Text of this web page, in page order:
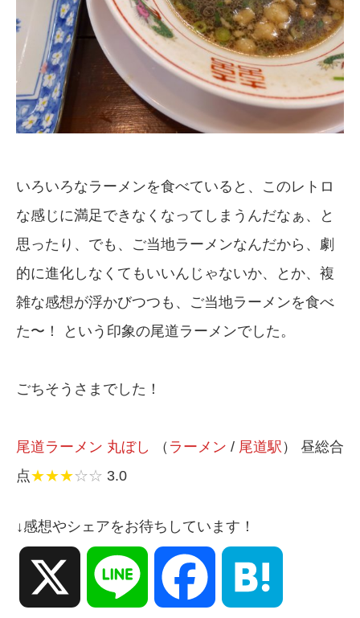
いろいろなラーメンを食べていると、このレトロ
な感じに満足できなくなってしまうんだなぁ、と
思ったり、でも、ご当地ラーメンなんだから、劇
的に進化しなくてもいいんじゃないか、とか、複
雑な感想が浮かびつつも、ご当地ラーメンを食べ
た〜！ という印象の尾道ラーメンでした。
ごちそうさまでした！
尾道ラーメン 丸ぼし （ ラーメン / 尾道駅 ） 昼総合
点★★★☆☆ 3.0
↓感想やシェアをお待ちしています！
Line Facebook